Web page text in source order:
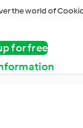
the world of
for free